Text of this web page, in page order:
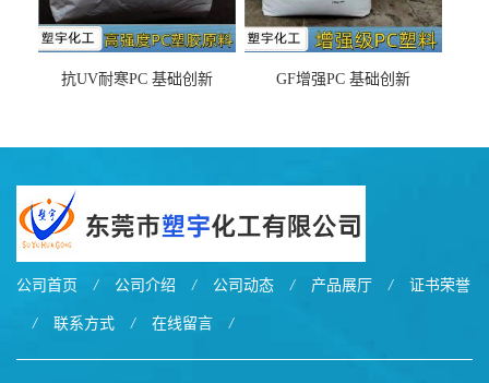
抗UV耐寒PC 基础创新
GF增强PC 基础创新
公司首页 / 公司介绍 / 公司动态 / 产品展厅 / 证书荣誉
/ 联系方式 / 在线留言 /